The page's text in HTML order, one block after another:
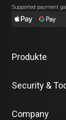
Supported payment
Produkte
Security &
Company